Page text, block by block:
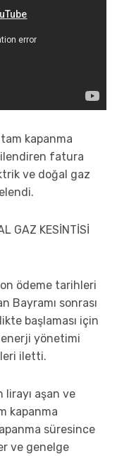
kapanma
fatura
ve doğal gaz
GAZ KESİNTİSİ
ödeme tarihleri
Bayramı sonrası
başlaması için
enerji yönetimi
iletti.
aşan ve
kapanma
süresince
ve genelge